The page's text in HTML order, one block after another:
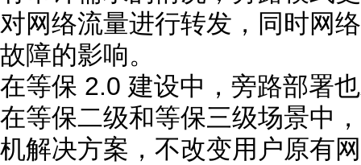
对网络流量进行转发，同时网
故障的影响。
在等保 2.0 建设中，旁路部署
在等保二级和等保三级场景中
机解决方案，不改变用户原有